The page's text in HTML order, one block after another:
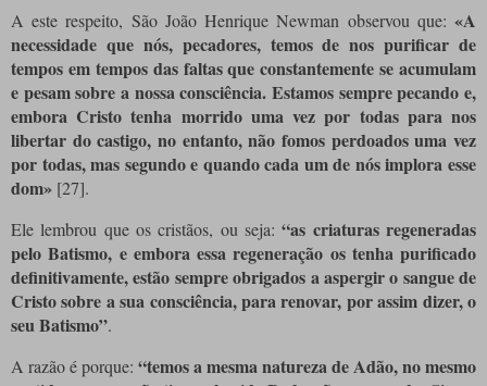
A este respeito, São João Henrique Newman observou que: «A
necessidade que nós, pecadores, temos de nos purificar de
tempos em tempos das faltas que constantemente se acumulam
e pesam sobre a nossa consciência. Estamos sempre pecando e,
embora Cristo tenha morrido uma vez por todas para nos
libertar do castigo, no entanto, não fomos perdoados uma vez
por todas, mas segundo e quando cada um de nós implora esse
dom» [27].
Ele lembrou que os cristãos, ou seja:“as criaturas regeneradas
pelo Batismo, e embora essa regeneração os tenha purificado
definitivamente, estão sempre obrigados a aspergir o sangue de
Cristo sobre a sua consciência, para renovar, por assim dizer, o
seu Batismo”.
A razão é porque: “temos a mesma natureza de Adão, no mesmo